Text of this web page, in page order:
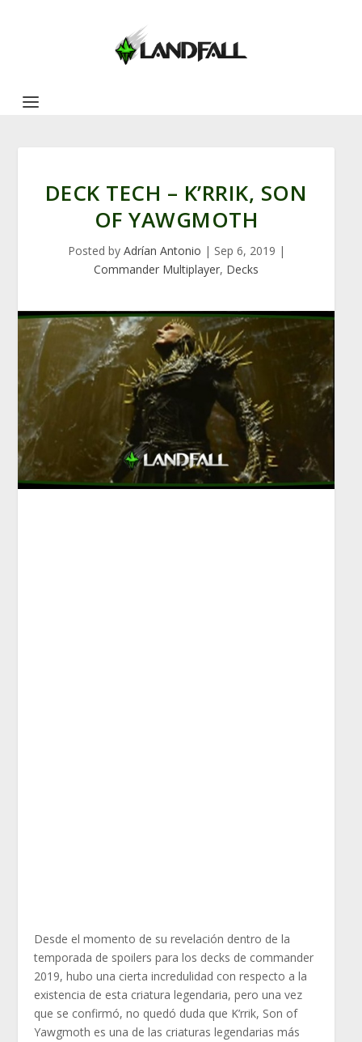
DECK TECH – K’RRIK, SON
OF YAWGMOTH
Posted by Adrían Antonio | Sep 6, 2019 |
Commander Multiplayer, Decks
Desde el momento de su revelación dentro de la
temporada de spoilers para los decks de commander
2019, hubo una cierta incredulidad con respecto a la
existencia de esta criatura legendaria, pero una vez
que se confirmó, no quedó duda que K’rrik, Son of
Yawgmoth es una de las criaturas legendarias más